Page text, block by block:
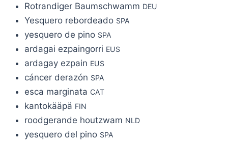
Rotrandiger Baumschwamm DEU
Yesquero rebordeado SPA
yesquero de pino SPA
ardagai ezpaingorri EUS
ardagay ezpain EUS
cáncer derazón SPA
esca marginata CAT
kantokääpä FIN
roodgerande houtzwam NLD
yesquero del pino SPA